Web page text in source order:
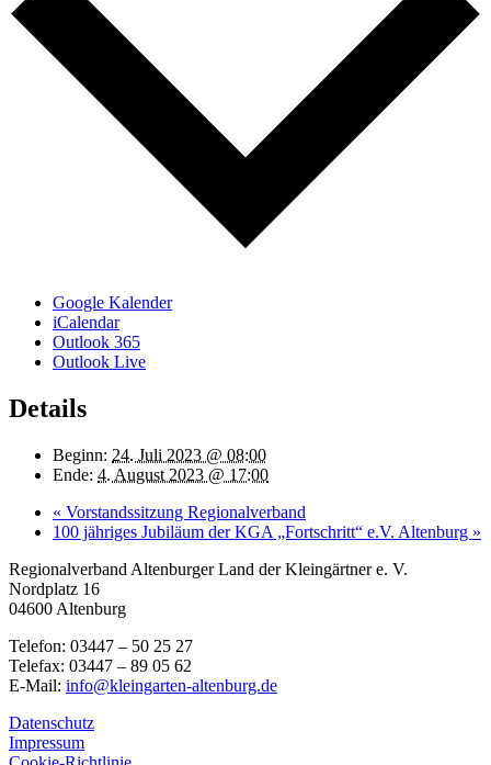
Google Kalender
iCalendar
Outlook 365
Outlook Live
Details
Beginn: 24. Juli 2023 @ 08:00
Ende: 4. August 2023 @ 17:00
« Vorstandssitzung Regionalverband
100 jähriges Jubiläum der KGA „Fortschritt“ e.V. Altenburg »
Regionalverband Altenburger Land der Kleingärtner e. V.
Nordplatz 16
04600 Altenburg
Telefon: 03447 – 50 25 27
Telefax: 03447 – 89 05 62
E-Mail: info@kleingarten-altenburg.de
Datenschutz
Impressum